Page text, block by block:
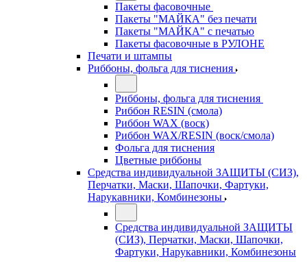
Пакеты фасовочные
Пакеты "МАЙКА" без печати
Пакеты "МАЙКА" с печатью
Пакеты фасовочные в РУЛОНЕ
Печати и штампы
Риббоны, фольга для тиснения
Риббоны, фольга для тиснения
Риббон RESIN (смола)
Риббон WAX (воск)
Риббон WAX/RESIN (воск/смола)
Фольга для тиснения
Цветные риббоны
Средства индивидуальной ЗАЩИТЫ (СИЗ),
Перчатки, Маски, Шапочки, Фартуки,
Нарукавники, Комбинезоны
Средства индивидуальной ЗАЩИТЫ
(СИЗ), Перчатки, Маски, Шапочки,
Фартуки, Нарукавники, Комбинезоны